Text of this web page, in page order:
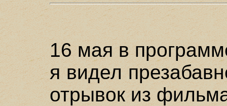
16 мая в
я видел
отрывок из